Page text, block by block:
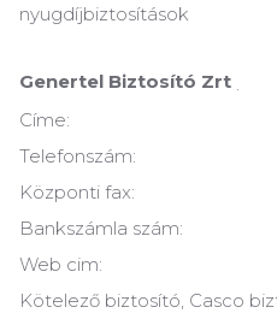
nyugdíjbiztosítások
Genertel Biztosító Zrt
Címe:
Telefonszám:
Központi fax:
Bankszámla szám:
Web cim:
Kötelező biztosító, Casco